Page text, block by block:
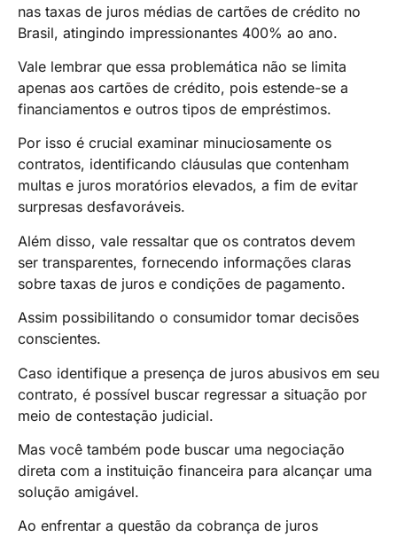
nas taxas de juros médias de cartões de crédito no
Brasil, atingindo impressionantes 400% ao ano.
Vale lembrar que essa problemática não se limita
apenas aos cartões de crédito, pois estende-se a
financiamentos e outros tipos de empréstimos.
Por isso é crucial examinar minuciosamente os
contratos, identificando cláusulas que contenham
multas e juros moratórios elevados, a fim de evitar
surpresas desfavoráveis.
Além disso, vale ressaltar que os contratos devem
ser transparentes, fornecendo informações claras
sobre taxas de juros e condições de pagamento.
Assim possibilitando o consumidor tomar decisões
conscientes.
Caso identifique a presença de juros abusivos em seu
contrato, é possível buscar regressar a situação por
meio de contestação judicial.
Mas você também pode buscar uma negociação
direta com a instituição financeira para alcançar uma
solução amigável.
Ao enfrentar a questão da cobrança de juros